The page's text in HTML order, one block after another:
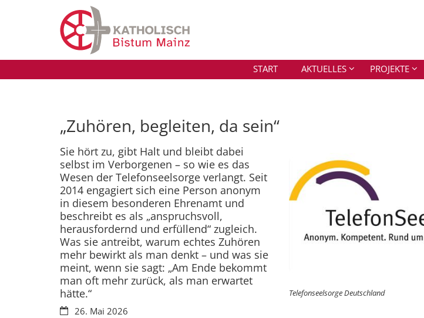
START AKTUELLES PROJEKTE
„Zuhören, begleiten, da sein“
Telefonseelsorge Deutschland
Sie hört zu, gibt Halt und bleibt dabei
selbst im Verborgenen – so wie es das
Wesen der Telefonseelsorge verlangt. Seit
2014 engagiert sich eine Person anonym
in diesem besonderen Ehrenamt und
beschreibt es als „anspruchsvoll,
herausfordernd und erfüllend“ zugleich.
Was sie antreibt, warum echtes Zuhören
mehr bewirkt als man denkt – und was sie
meint, wenn sie sagt: „Am Ende bekommt
man oft mehr zurück, als man erwartet
hätte.“
Datum:26. Mai 2026